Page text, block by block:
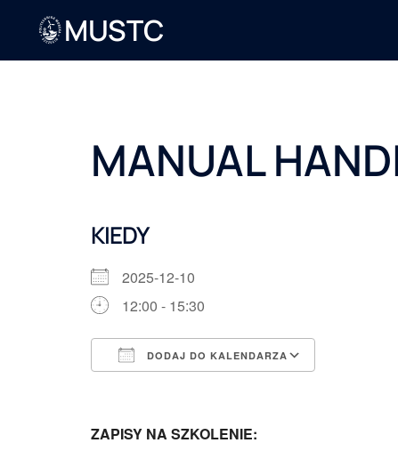
MUSTC
MANUAL
KIEDY
2025-12-10
12:00 - 15:30
DODAJ DO KALENDARZA
ZAPISY NA SZKOLENIE: